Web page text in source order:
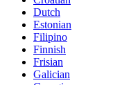
Dutch
Estonian
Filipino
Finnish
Frisian
Galician